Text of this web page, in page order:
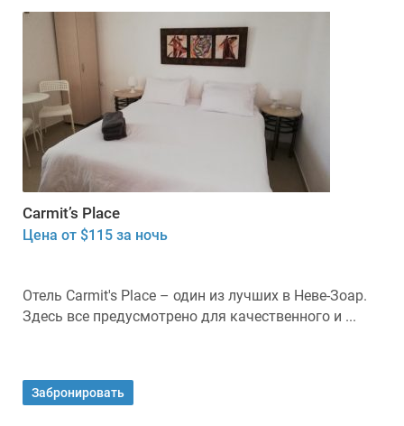
Carmit’s Place
Цена от $115 за ночь
Отель Carmit's Place – один из лучших в Неве-Зоар.
Здесь все предусмотрено для качественного и ...
Забронировать